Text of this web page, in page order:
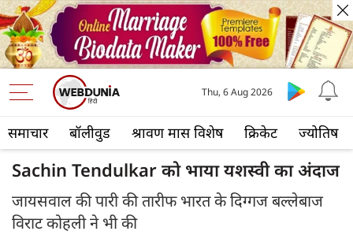
समाचार बॉलीवुड श्रावण मास विशेष क्रिकेट ज्योतिष
Thu, 6 Aug 2026
Sachin Tendulkar को भाया यशस्वी का अंदाज
जायसवाल की पारी की तारीफ भारत के दिग्गज बल्लेबाज
विराट कोहली ने भी की